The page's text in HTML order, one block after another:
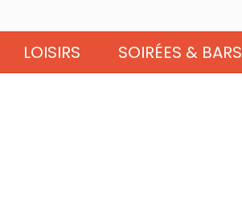
LOISIRS SOIRÉES & BARS